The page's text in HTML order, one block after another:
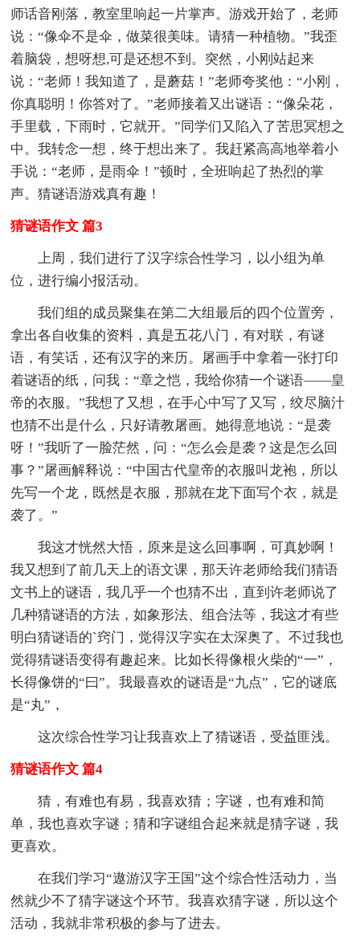
师话音刚落，教室里响起一片掌声。游戏开始了，老师
说：“像伞不是伞，做菜很美味。请猜一种植物。”我歪
着脑袋，想呀想,可是还想不到。突然，小刚站起来
说：“老师！我知道了，是蘑菇！”老师夸奖他：“小刚，
你真聪明！你答对了。”老师接着又出谜语：“像朵花，
手里载，下雨时，它就开。”同学们又陷入了苦思冥想之
中。我转念一想，终于想出来了。我赶紧高高地举着小
手说：“老师，是雨伞！”顿时，全班响起了热烈的掌
声。猜谜语游戏真有趣！
猜谜语作文 篇3
上周，我们进行了汉字综合性学习，以小组为单
位，进行编小报活动。
我们组的成员聚集在第二大组最后的四个位置旁，
拿出各自收集的资料，真是五花八门，有对联，有谜
语，有笑话，还有汉字的来历。屠画手中拿着一张打印
着谜语的纸，问我：“章之恺，我给你猜一个谜语——皇
帝的衣服。”我想了又想，在手心中写了又写，绞尽脑汁
也猜不出是什么，只好请教屠画。她得意地说：“是袭
呀！”我听了一脸茫然，问：“怎么会是袭？这是怎么回
事？”屠画解释说：“中国古代皇帝的衣服叫龙袍，所以
先写一个龙，既然是衣服，那就在龙下面写个衣，就是
袭了。”
我这才恍然大悟，原来是这么回事啊，可真妙啊！
我又想到了前几天上的语文课，那天许老师给我们猜语
文书上的谜语，我几乎一个也猜不出，直到许老师说了
几种猜谜语的方法，如象形法、组合法等，我这才有些
明白猜谜语的`窍门，觉得汉字实在太深奥了。不过我也
觉得猜谜语变得有趣起来。比如长得像根火柴的“一”，
长得像饼的“曰”。我最喜欢的谜语是“九点”，它的谜底
是“丸”，
这次综合性学习让我喜欢上了猜谜语，受益匪浅。
猜谜语作文 篇4
猜，有难也有易，我喜欢猜；字谜，也有难和简
单，我也喜欢字谜；猜和字谜组合起来就是猜字谜，我
更喜欢。
在我们学习“遨游汉字王国”这个综合性活动力，当
然就少不了猜字谜这个环节。我喜欢猜字谜，所以这个
活动，我就非常积极的参与了进去。